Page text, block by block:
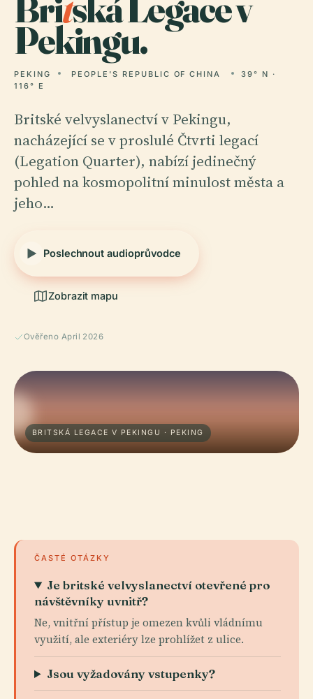
Pekingu.
PEKING PEOPLE'S REPUBLIC OF CHINA
39° N ·
116° E
Britské velvyslanectví v Pekingu,
nacházející se v proslulé Čtvrti legací
(Legation Quarter), nabízí jedinečný
pohled na kosmopolitní minulost města a
jeho…
Poslechnout audioprůvodce
Zobrazit mapu
Ověřeno April 2026
BRITSKÁ LEGACE V PEKINGU · PEKING
ČASTÉ OTÁZKY
Je britské velvyslanectví otevřené pro
návštěvníky uvnitř?
Ne, vnitřní přístup je omezen kvůli vládnímu
využití, ale exteriéry lze prohlížet z ulice.
Jsou vyžadovány vstupenky?